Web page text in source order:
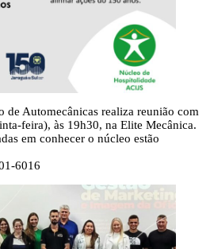
de Automecânicas realiza reunião com
feira), às 19h30, na Elite Mecânica.
em conhecer o núcleo estão
6016